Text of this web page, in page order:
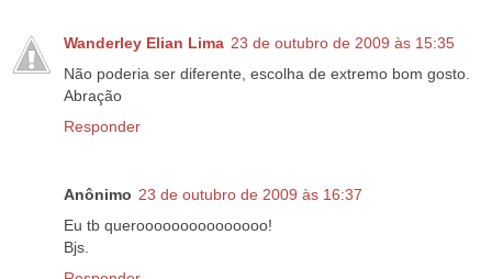
Wanderley Elian Lima 23 de outubro de 2009 às 15:35
Não poderia ser diferente, escolha de extremo bom gosto.
Abração
Responder
Anônimo 23 de outubro de 2009 às 16:37
Eu tb querooooooooooooooo!
Bjs.